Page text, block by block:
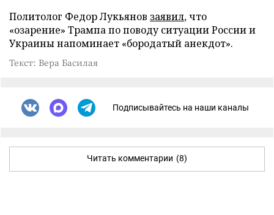
Политолог Федор Лукьянов заявил, что
«озарение» Трампа по поводу ситуации России и
Украины напоминает «бородатый анекдот».
Текст: Вера Басилая
Подписывайтесь на наши каналы
Читать комментарии (8)